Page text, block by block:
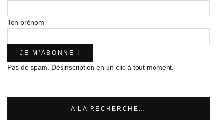
Ton prénom
Pas de spam. Désinscription en un clic à tout moment.
– A LA RECHERCHE… –